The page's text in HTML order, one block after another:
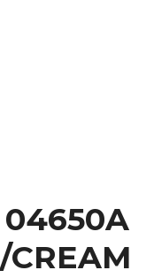
04650A
CREAM